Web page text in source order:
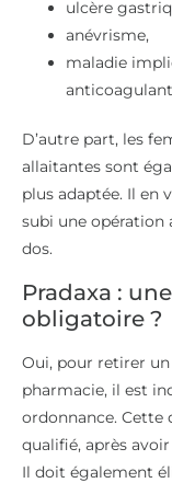
ulcère
anévrisme,
maladie
D’autre part, les
allaitantes sont
plus adaptée. Il en
subi une opération
dos.
Pradaxa :
obligatoire ?
Oui, pour retirer
pharmacie, il est
ordonnance. Cette
qualifié, après
Il doit également